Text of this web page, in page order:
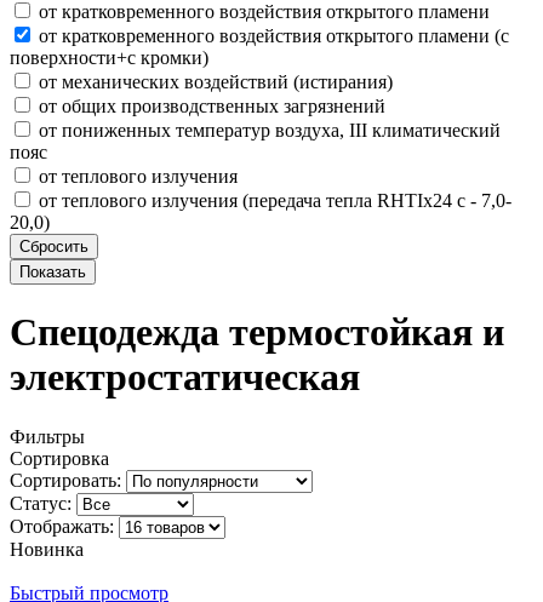
от кратковременного воздействия открытого пламени
от кратковременного воздействия открытого пламени (с
поверхности+с кромки)
от механических воздействий (истирания)
от общих производственных загрязнений
от пониженных температур воздуха, III климатический
пояс
от теплового излучения
от теплового излучения (передача тепла RHTIx24 с - 7,0-
20,0)
Cпецодежда термостойкая и
электростатическая
Фильтры
Сортировка
Сортировать:
Статус:
Отображать:
Новинка
Быстрый просмотр